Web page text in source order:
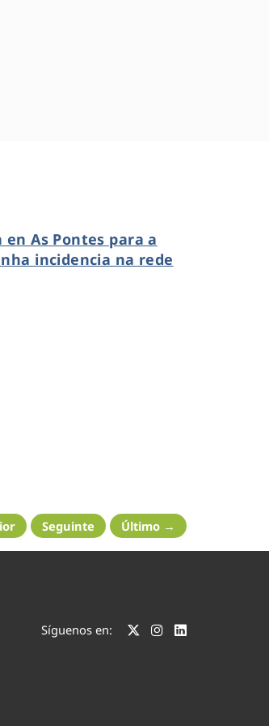
en As Pontes para a
incidencia na rede
Seguinte Último →
Síguenos en: